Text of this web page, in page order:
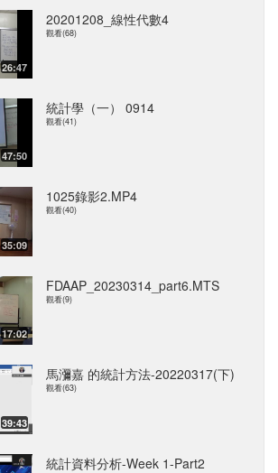
26:47
20201208_線性代數4
觀看(68)
47:50
統計學（一） 0914
觀看(41)
35:09
1025錄影2.MP4
觀看(40)
17:02
FDAAP_20230314_part6.MTS
觀看(9)
39:43
馬瀰嘉 的統計方法-20220317(下)
觀看(63)
統計資料分析-Week 1-Part2